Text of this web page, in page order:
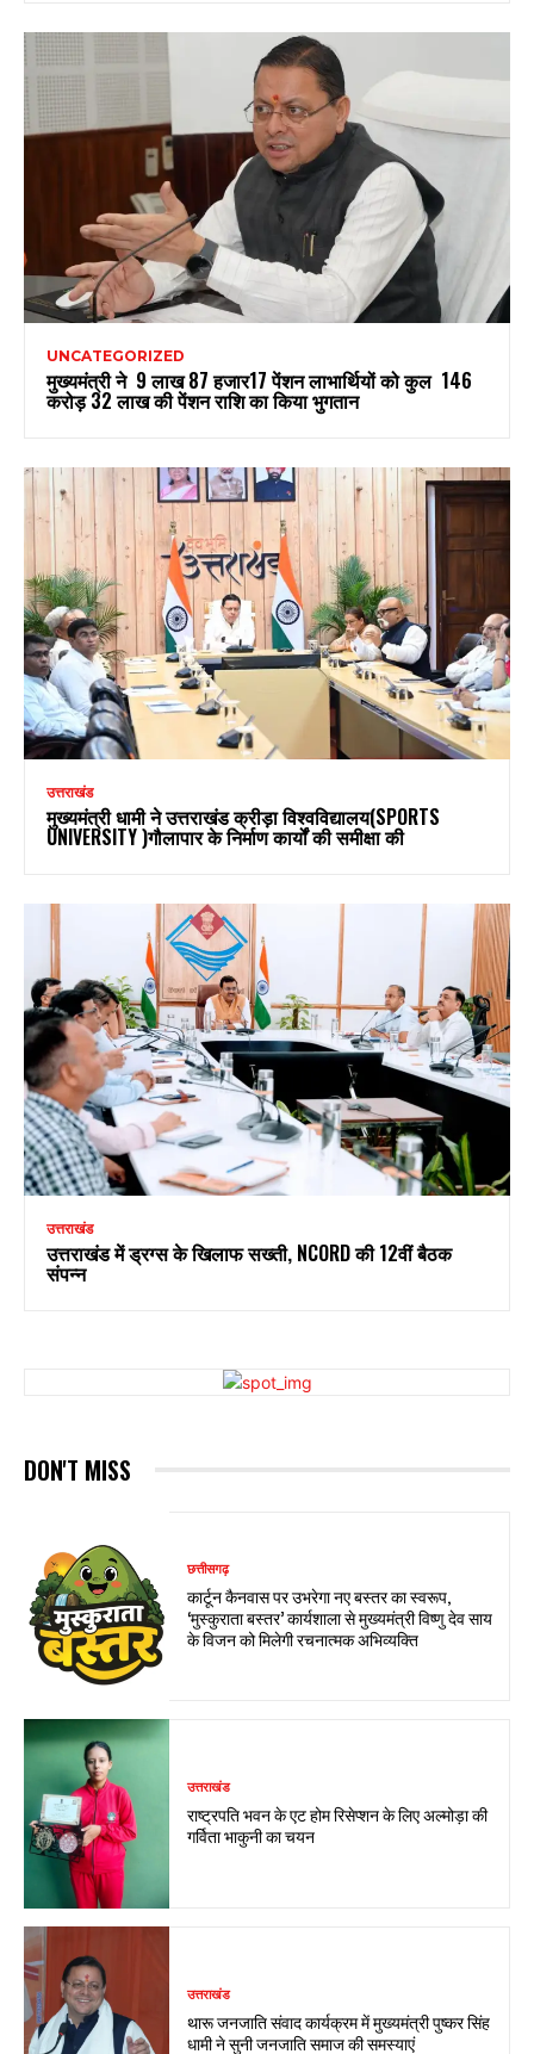
UNCATEGORIZED
मुख्यमंत्री ने 9 लाख 87 हजार17 पेंशन लाभार्थियों को कुल ₹ 146
करोड़ 32 लाख की पेंशन राशि का किया भुगतान
उत्तराखंड
मुख्यमंत्री धामी ने उत्तराखंड क्रीड़ा विश्वविद्यालय(SPORTS
UNIVERSITY )गौलापार के निर्माण कार्यों की समीक्षा की
उत्तराखंड
उत्तराखंड में ड्रग्स के खिलाफ सख्ती, NCORD की 12वीं बैठक
संपन्न
DON'T MISS
छत्तीसगढ़
कार्टून कैनवास पर उभरेगा नए बस्तर का स्वरूप,
‘मुस्कुराता बस्तर’ कार्यशाला से मुख्यमंत्री विष्णु देव साय
के विजन को मिलेगी रचनात्मक अभिव्यक्ति
उत्तराखंड
राष्ट्रपति भवन के एट होम रिसेप्शन के लिए अल्मोड़ा की
गर्विता भाकुनी का चयन
उत्तराखंड
थारू जनजाति संवाद कार्यक्रम में मुख्यमंत्री पुष्कर सिंह
धामी ने सुनी जनजाति समाज की समस्याएं